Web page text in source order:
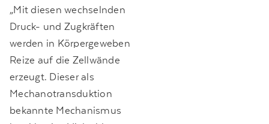
„Mit diesen wechselnden
Druck- und Zugkräften
werden in Körpergeweben
Reize auf die Zellwände
erzeugt. Dieser als
Mechanotransduktion
bekannte Mechanismus